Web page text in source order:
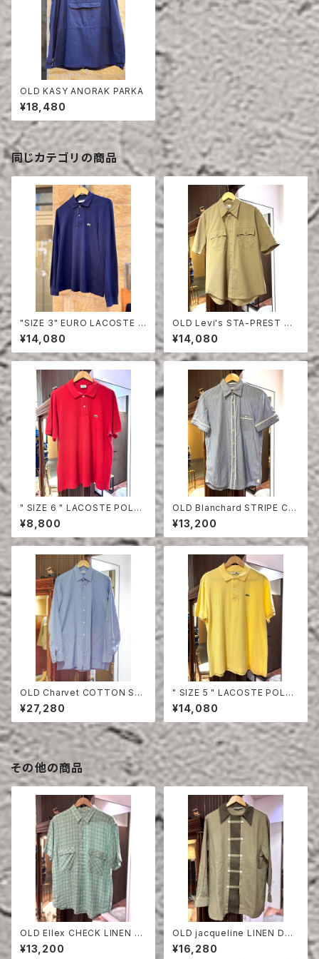
OLD KASY ANORAK PARKA
¥18,480
同じカテゴリの商品
"SIZE 3" EURO LACOSTE P
OLO SHIRT LONG SLEEVE
¥14,080
OLD Levi's STA-PREST HA
LF SLEEVE SHIRT
¥14,080
" SIZE 6 " LACOSTE POLO
SHIRT RED
¥8,800
OLD Blanchard STRIPE CO
TTON HALF SLEEVE SHIRT
¥13,200
OLD Charvet COTTON SHI
RT
¥27,280
" SIZE 5 " LACOSTE POLO
SHIRT YELLOW
¥14,080
その他の商品
OLD Ellex CHECK LINEN H
ALF SLEEVE SHIRT
¥13,200
OLD jacqueline LINEN DO
UBLE BREASTED SHIRT
¥16,280